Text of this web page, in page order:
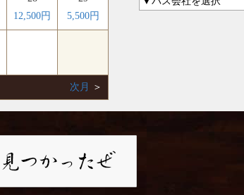
12,500円
5,500円
次月 ＞